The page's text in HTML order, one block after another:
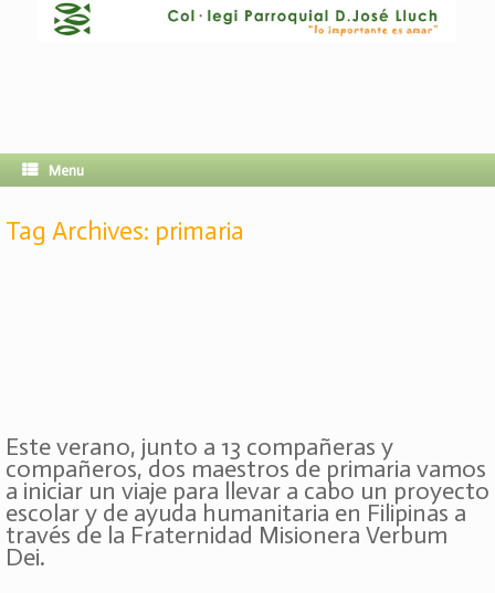
Menu
Tag Archives: primaria
Este verano, junto a 13 compañeras y
compañeros, dos maestros de primaria vamos
a iniciar un viaje para llevar a cabo un proyecto
escolar y de ayuda humanitaria en Filipinas a
través de la Fraternidad Misionera Verbum
Dei.